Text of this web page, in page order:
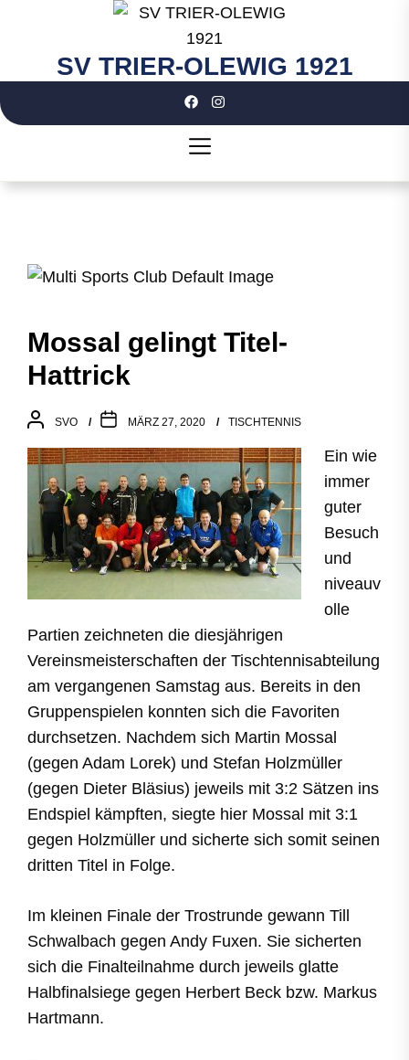
content
SV
1921
SV TRIER-OLEWIG 1921
Mossal gelingt Titel-
Hattrick
SVO MÄRZ 27, 2020 TISCHTENNIS
Ein wie
immer
guter
Besuch
und
niveauv
olle
Partien zeichneten die diesjährigen
Vereinsmeisterschaften der Tischtennisabteilung
am vergangenen Samstag aus. Bereits in den
Gruppenspielen konnten sich die Favoriten
durchsetzen. Nachdem sich Martin Mossal
(gegen Adam Lorek) und Stefan Holzmüller
(gegen Dieter Bläsius) jeweils mit 3:2 Sätzen ins
Endspiel kämpften, siegte hier Mossal mit 3:1
gegen Holzmüller und sicherte sich somit seinen
dritten Titel in Folge.
Im kleinen Finale der Trostrunde gewann Till
Schwalbach gegen Andy Fuxen. Sie sicherten
sich die Finalteilnahme durch jeweils glatte
Halbfinalsiege gegen Herbert Beck bzw. Markus
Hartmann.